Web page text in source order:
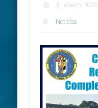
31 enero, 2025
Noticias